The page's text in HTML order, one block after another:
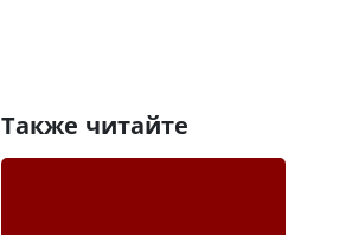
Также читайте